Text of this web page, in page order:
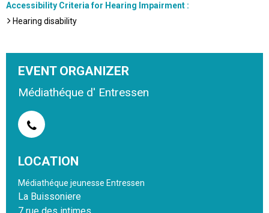
Accessibility Criteria for Hearing Impairment :
Hearing disability
EVENT ORGANIZER
Médiathéque d' Entressen
LOCATION
Médiathéque jeunesse Entressen
La Buissoniere